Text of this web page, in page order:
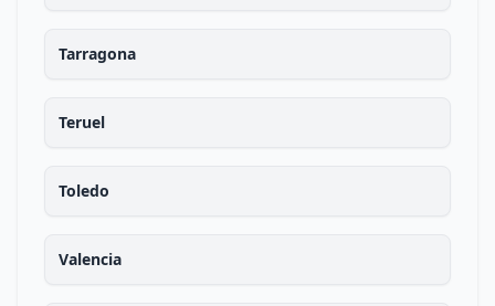
Tarragona
Teruel
Toledo
Valencia